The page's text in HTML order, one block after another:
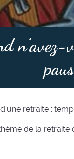
retraite :
de la